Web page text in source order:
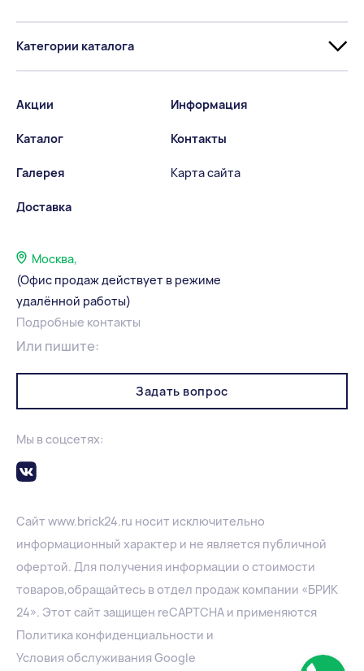
Категории каталога
Акции
Каталог
Галерея
Доставка
Информация
Контакты
Карта сайта
Москва,
(Офис продаж действует в режиме
удалённой работы)
Подробные контакты
Или пишите:
Задать вопрос
Мы в соцсетях:
Сайт www.brick24.ru носит исключительно
информационный характер и не является публичной
офертой. Для получения информации о стоимости
товаров,обращайтесь в отдел продаж компании «БРИК
24». Этот сайт защищен reCAPTCHA и применяются
Политика конфиденциальности и
Условия обслуживания Google